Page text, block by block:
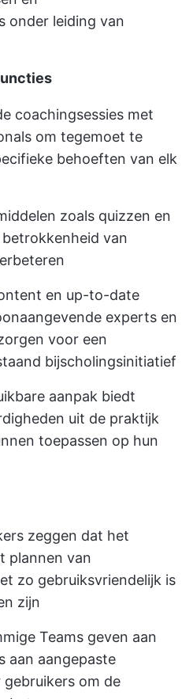
onder leiding van
coachingsessies met
om tegemoet te
behoeften van elk
zoals quizzen en
van
en up-to-date
experts en
voor een
bijscholingsinitiatief
aanpak biedt
uit de praktijk
toepassen op hun
zeggen dat het
plannen van
zo gebruiksvriendelijk is
zijn
Teams geven aan
aan aangepaste
om de